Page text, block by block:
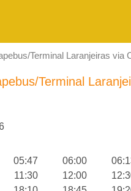
Terminal Laranjeiras via
Terminal
05:47 06:00
11:30 12:00